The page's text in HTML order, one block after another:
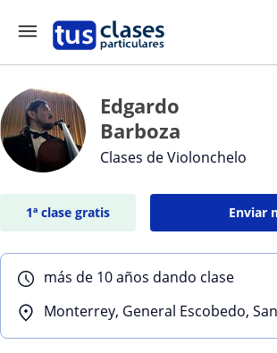
Edgardo
Barboza
Clases de Violonchelo
1ª clase gratis Enviar
más de 10 años dando clase